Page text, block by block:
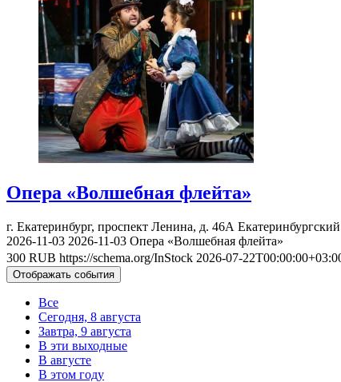
Опера «Волшебная флейта»
г. Екатеринбург, проспект Ленина, д. 46А
2026-11-03 2026-11-03 Опера «Волшебная флейта»
300 RUB https://schema.org/InStock 2026-07-
Отображать события
Все
Сегодня, 8 августа
Завтра, 9 августа
В эти выходные
В августе
В этом году